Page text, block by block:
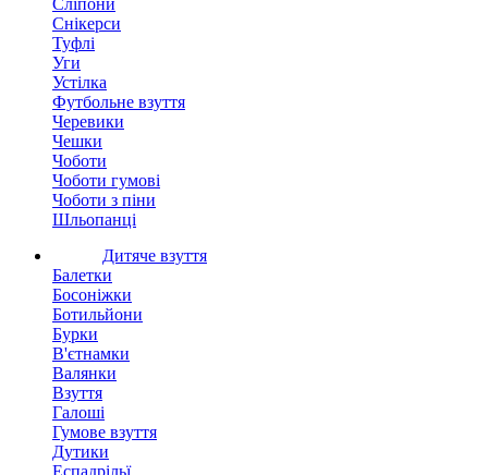
Сліпони
Снікерси
Туфлі
Уги
Устілка
Футбольне взуття
Черевики
Чешки
Чоботи
Чоботи гумові
Чоботи з піни
Шльопанці
Дитяче взуття
Балетки
Босоніжки
Ботильйони
Бурки
В'єтнамки
Валянки
Взуття
Галоші
Гумове взуття
Дутики
Еспадрільї